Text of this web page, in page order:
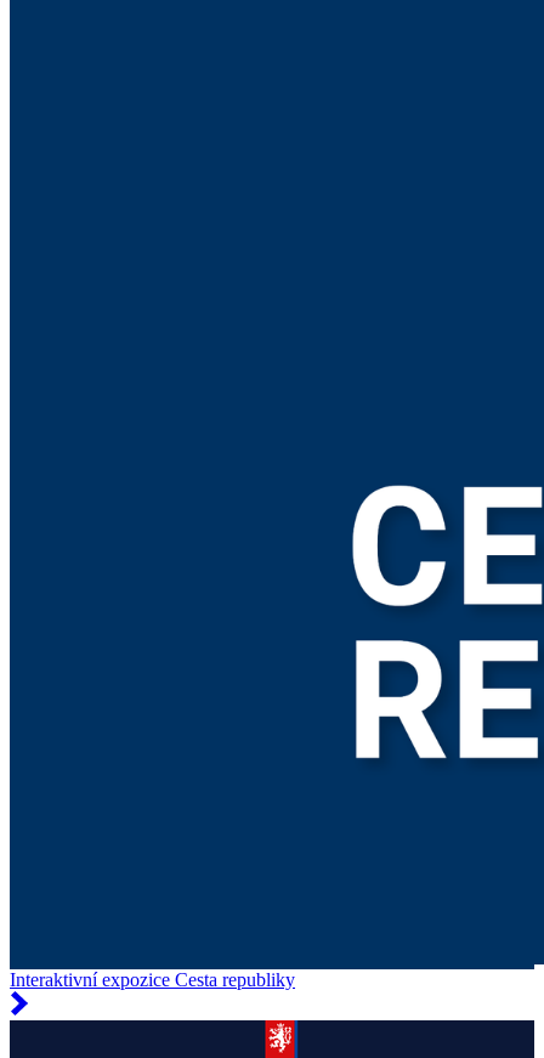
Interaktivní expozice Cesta republiky